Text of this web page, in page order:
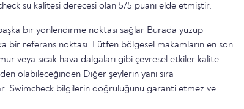
su kalitesi derecesi olan 5/5 puanı elde etmiştir.
bir yönlendirme noktası sağlar Burada yüzüp
bir referans noktası. Lütfen bölgesel makamların en son
veya sıcak hava dalgaları gibi çevresel etkiler kalite
olabileceğinden Diğer şeylerin yanı sıra
Swimcheck bilgilerin doğruluğunu garanti etmez ve